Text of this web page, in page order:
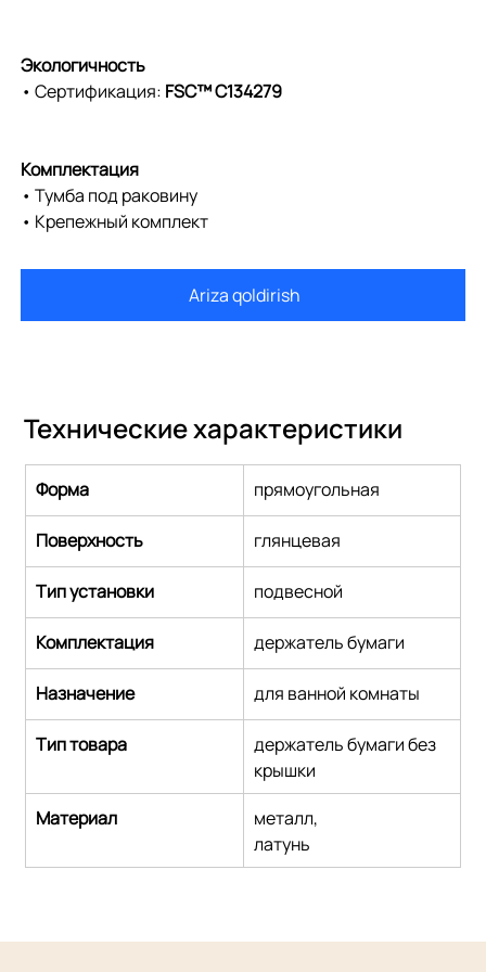
Экологичность
• Сертификация: FSC™ C134279
Комплектация
• Тумба под раковину
• Крепежный комплект
Ariza qoldirish
Технические характеристики
Форма прямоугольная
Поверхность глянцевая
Тип установки подвесной
Комплектация держатель бумаги
Назначение для ванной комнаты
Тип товара
держатель бумаги без
крышки
Материал
металл,
латунь